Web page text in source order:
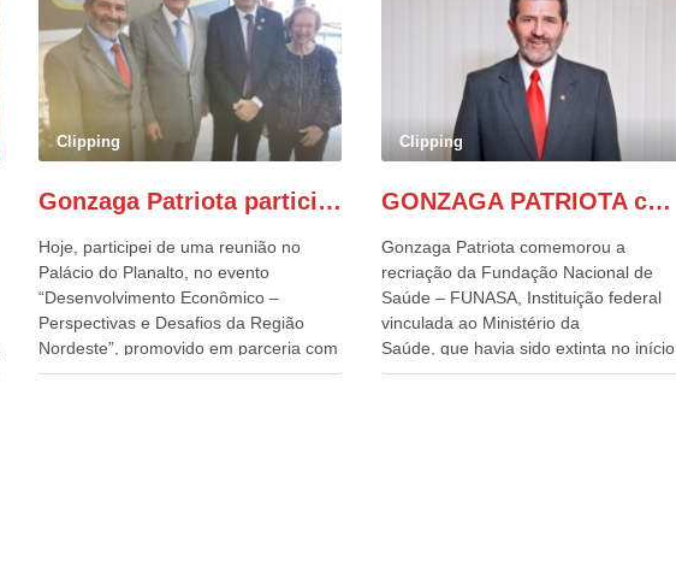
Clipping
Gonzaga Patriota participa de evento em prol do desenvolvimento do Nordeste
Hoje, participei de uma reunião no
Palácio do Planalto, no evento
“Desenvolvimento Econômico –
Perspectivas e Desafios da Região
Nordeste”, promovido em parceria com
o Consórcio Nordeste. Na pauta do
Clipping
GONZAGA PATRIOTA comemora o retorno da FUNASA
Gonzaga Patriota comemorou a
recriação da Fundação Nacional de
Saúde – FUNASA, Instituição federal
vinculada ao Ministério da
Saúde, que havia sido extinta no início
do terceiro governo do